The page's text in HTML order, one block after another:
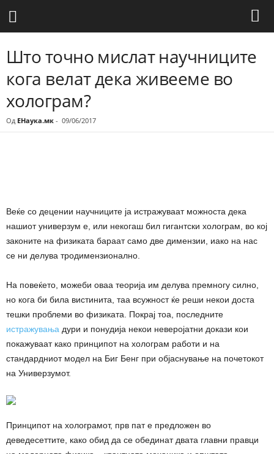
Што точно мислат научниците
кога велат дека живееме во
холограм?
Од ЕНаука.мк - 09/06/2017
Веќе со децении научниците ја истражуваат можноста дека
нашиот универзум е, или некогаш бил гигантски холограм, во кој
законите на физиката бараат само две димензии, иако на нас
се ни делува тродимензионално.
На повеќето, можеби оваа теорија им делува премногу силно,
но кога би била вистинита, таа всужност ќе реши некои доста
тешки проблеми во физиката. Покрај тоа, последните
истражувања дури и понудија некои неверојатни докази кои
покажуваат како принципот на холограм работи и на
стандардниот модел на Биг Бенг при објаснување на почетокот
на Универзумот.
Принципот на холограмот, прв пат е предложен во
деведесеттите, како обид да се обединат двата главни правци